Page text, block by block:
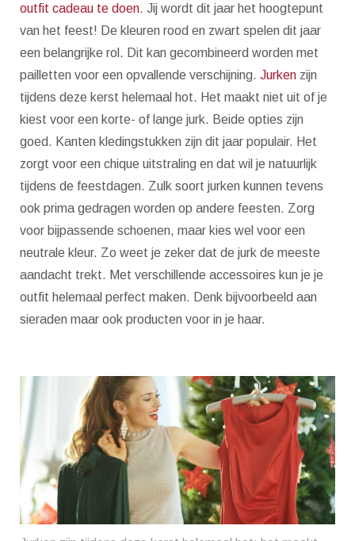
outfit cadeau te doen. Jij wordt dit jaar het hoogtepunt
van het feest! De kleuren rood en zwart spelen dit jaar
een belangrijke rol. Dit kan gecombineerd worden met
pailletten voor een opvallende verschijning. Jurken zijn
tijdens deze kerst helemaal hot. Het maakt niet uit of je
kiest voor een korte- of lange jurk. Beide opties zijn
goed. Kanten kledingstukken zijn dit jaar populair. Het
zorgt voor een chique uitstraling en dat wil je natuurlijk
tijdens de feestdagen. Zulk soort jurken kunnen tevens
ook prima gedragen worden op andere feesten. Zorg
voor bijpassende schoenen, maar kies wel voor een
neutrale kleur. Zo weet je zeker dat de jurk de meeste
aandacht trekt. Met verschillende accessoires kun je je
outfit helemaal perfect maken. Denk bijvoorbeeld aan
sieraden maar ook producten voor in je haar.